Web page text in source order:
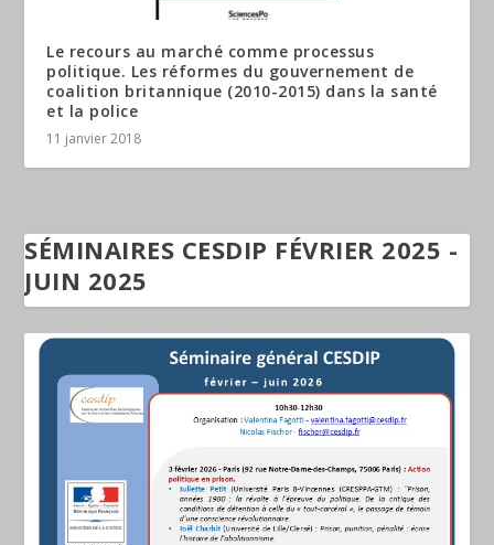
Le recours au marché comme processus
politique. Les réformes du gouvernement de
coalition britannique (2010-2015) dans la santé
et la police
11 janvier 2018
SÉMINAIRES CESDIP FÉVRIER 2025 -
JUIN 2025